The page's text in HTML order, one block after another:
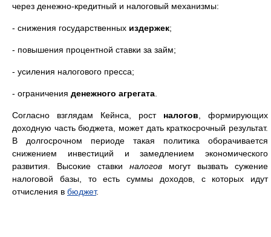
через денежно-кредитный и налоговый механизмы:
- снижения государственных издержек;
- повышения процентной ставки за займ;
- усиления налогового пресса;
- ограничения денежного агрегата
Согласно взглядам Кейнса, рост налогов , формирующих
доходную часть бюджета, может дать краткосрочный результат.
В долгосрочном периоде такая политика оборачивается
снижением инвестиций и замедлением экономического
развития. Высокие ставки налогов могут вызвать сужение
налоговой базы, то есть суммы доходов, с которых идут
отчисления в бюджет.